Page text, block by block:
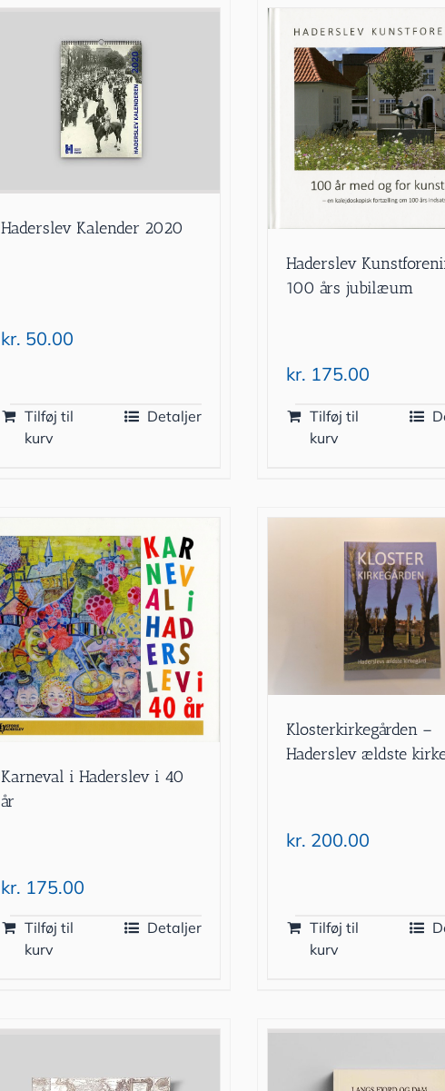
Haderslev Kalender 2020
kr. 50.00
Tilføj til
kurv
Detaljer
Haderslev
100 års jubilæum
kr. 175.00
Tilføj til
kurv
Karneval i Haderslev i 40
år
kr. 175.00
Tilføj til
kurv
Detaljer
Klosterkirkegården –
Haderslev ældste
kr. 200.00
Tilføj til
kurv